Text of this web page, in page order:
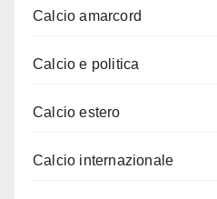
Calcio amarcord
Calcio e politica
Calcio estero
Calcio internazionale